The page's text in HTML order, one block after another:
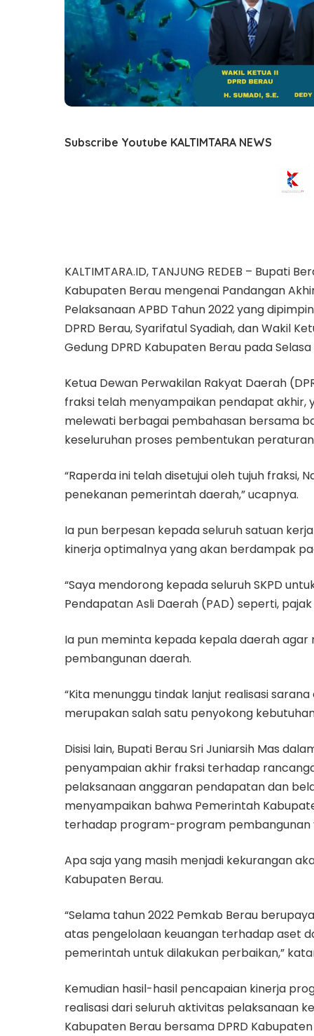
Subscribe Youtube KALTIMTARA NEWS
KALTIMTARA.ID, TANJUNG REDEB – Bupati
Kabupaten Berau mengenai Pandangan
Pelaksanaan APBD Tahun 2022 yang
DPRD Berau, Syarifatul Syadiah, dan Wakil
Gedung DPRD Kabupaten Berau pada
Ketua Dewan Perwakilan Rakyat Daerah
fraksi telah menyampaikan pendapat akhir,
melewati berbagai pembahasan bersama
keseluruhan proses pembentukan
“Raperda ini telah disetujui oleh tujuh
penekanan pemerintah daerah,” ucapnya.
Ia pun berpesan kepada seluruh satuan
kinerja optimalnya yang akan berdampak
“Saya mendorong kepada seluruh SKPD
Pendapatan Asli Daerah (PAD) seperti,
Ia pun meminta kepada kepala daerah
pembangunan daerah.
“Kita menunggu tindak lanjut realisasi
merupakan salah satu penyokong
Disisi lain, Bupati Berau Sri Juniarsih Mas
penyampaian akhir fraksi terhadap
pelaksanaan anggaran pendapatan dan
menyampaikan bahwa Pemerintah
terhadap program-program pembangunan
Apa saja yang masih menjadi kekurangan
Kabupaten Berau.
“Selama tahun 2022 Pemkab Berau
atas pengelolaan keuangan terhadap aset
pemerintah untuk dilakukan perbaikan,”
Kemudian hasil-hasil pencapaian kinerja
realisasi dari seluruh aktivitas pelaksanaan
Kabupaten Berau bersama DPRD